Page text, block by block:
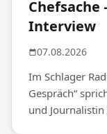
Chefsache
Interview
07.08.2026
Im Schlager
Gespräch“
und